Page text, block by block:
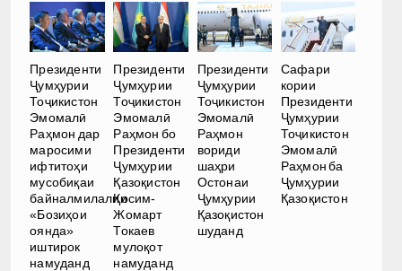
Президенти
Ҷумҳурии
Тоҷикистон
Эмомалӣ
Раҳмон дар
маросими
ифтитоҳи
мусобиқаи
байналмилалии
«Бозиҳои
оянда»
иштирок
намуданд
Президенти
Ҷумҳурии
Тоҷикистон
Эмомалӣ
Раҳмон бо
Президенти
Ҷумҳурии
Қазоқистон
Қосим-
Жомарт
Токаев
мулоқот
намуданд
Президенти
Ҷумҳурии
Тоҷикистон
Эмомалӣ
Раҳмон
вориди
шаҳри
Остонаи
Ҷумҳурии
Қазоқистон
шуданд
Сафари
кории
Президенти
Ҷумҳурии
Тоҷикистон
Эмомалӣ
Раҳмон ба
Ҷумҳурии
Қазоқистон